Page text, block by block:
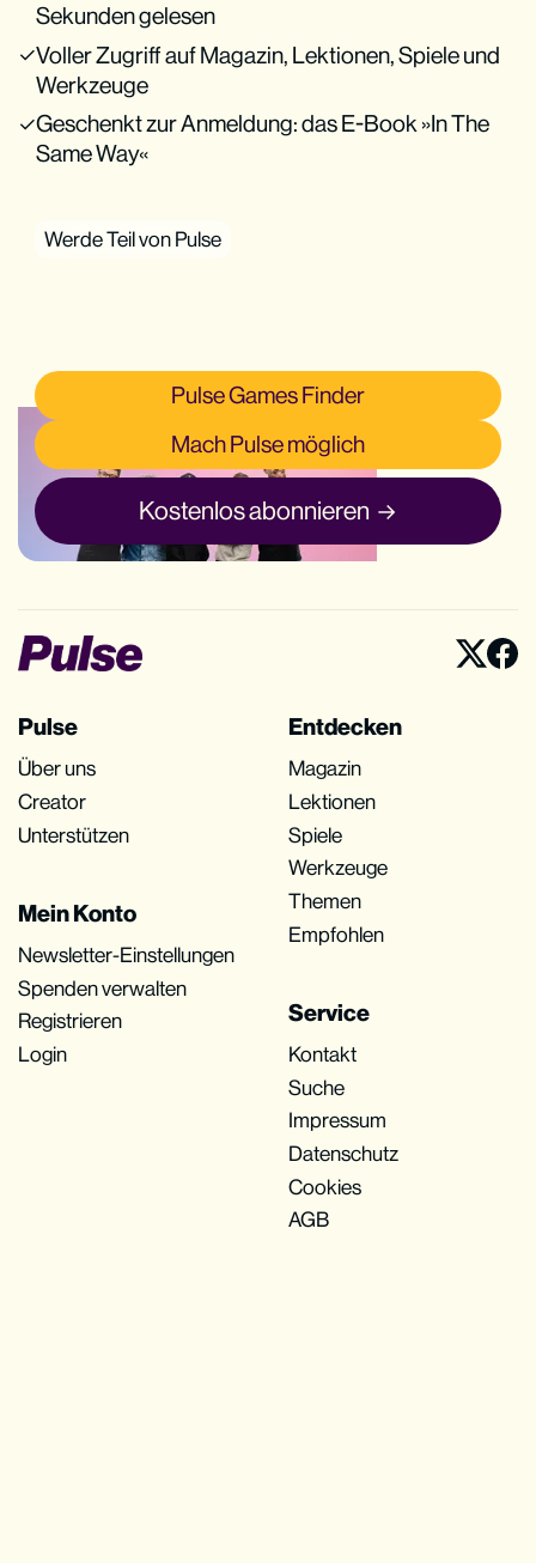
Sekunden gelesen
Voller Zugriff auf Magazin, Lektionen, Spiele und
Werkzeuge
Geschenkt zur Anmeldung: das E-Book »In The
Same Way«
Werde Teil von Pulse
Pulse Games Finder
Mach Pulse möglich
Kostenlos abonnieren
Pulse
Über uns
Creator
Unterstützen
Entdecken
Magazin
Lektionen
Spiele
Werkzeuge
Themen
Empfohlen
Mein Konto
Newsletter-Einstellungen
Spenden verwalten
Registrieren
Login
Service
Kontakt
Suche
Impressum
Datenschutz
Cookies
AGB